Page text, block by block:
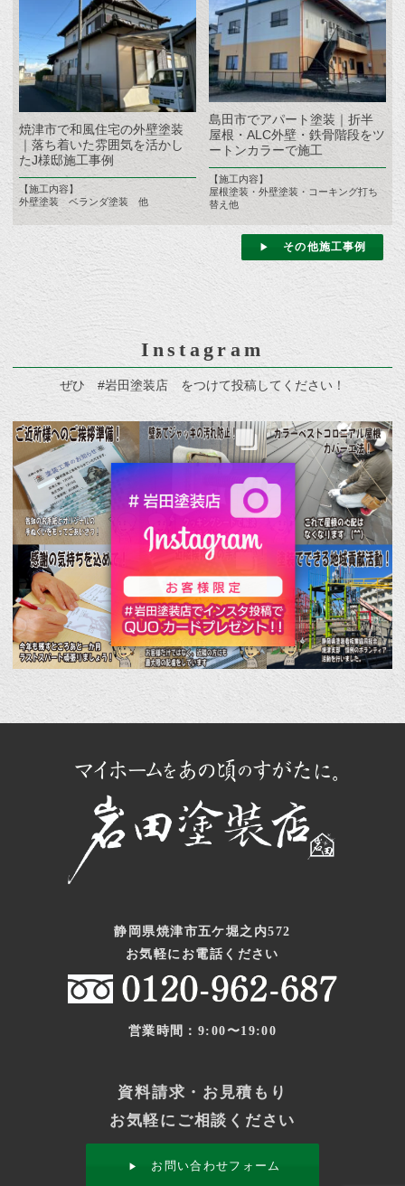
焼津市で和風住宅の外壁塗装
｜落ち着いた雰囲気を活かし
たJ様邸施工事例
【施工内容】
外壁塗装 ベランダ塗装 他
島田市でアパート塗装｜折半
屋根・ALC外壁・鉄骨階段をツ
ートンカラーで施工
【施工内容】
屋根塗装・外壁塗装・コーキング打ち
替え他
その他施工事例
Instagram
ぜひ #岩田塗装店 をつけて投稿してください！
静岡県焼津市五ケ堀之内572
お気軽にお電話ください
営業時間：9:00〜19:00
資料請求・お見積もり
お気軽にご相談ください
お問い合わせフォーム